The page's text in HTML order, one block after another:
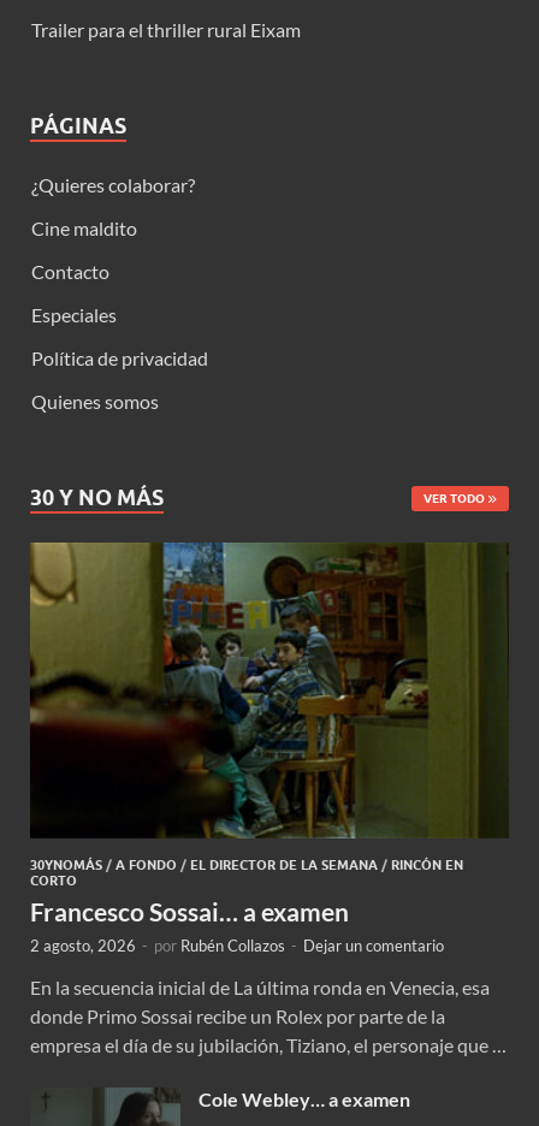
Trailer para el thriller rural Eixam
PÁGINAS
¿Quieres colaborar?
Cine maldito
Contacto
Especiales
Política de privacidad
Quienes somos
30 Y NO MÁS VER TODO
30YNOMÁS / A FONDO / EL DIRECTOR DE LA SEMANA / RINCÓN EN
CORTO
Francesco Sossai… a examen
2 agosto, 2026 - por Rubén Collazos - Dejar un comentario
En la secuencia inicial de La última ronda en Venecia, esa
donde Primo Sossai recibe un Rolex por parte de la
empresa el día de su jubilación, Tiziano, el personaje que …
Cole Webley… a examen